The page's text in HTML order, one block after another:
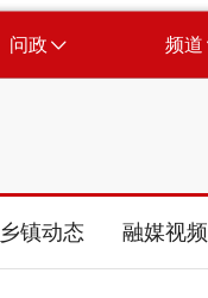
问政 频道
乡镇动态 融媒视频